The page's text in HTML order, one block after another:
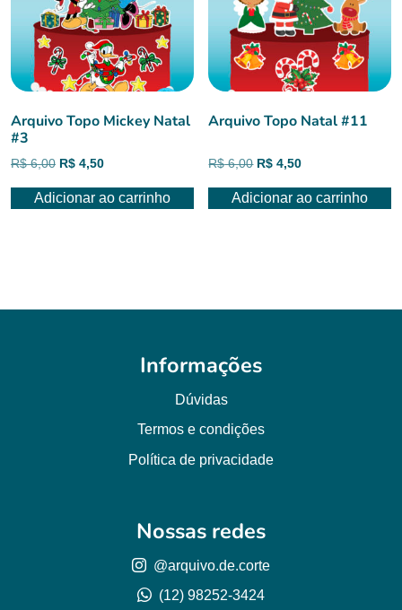
Arquivo Topo Mickey Natal
#3
R$6,00 O
original
R$ 4,50O
atual
Adicionar ao carrinho
Arquivo Topo Natal #11
R$6,00 O
original
R$ 4,50O
atual
Adicionar ao carrinho
Informações
Dúvidas
Termos e condições
Política de privacidade
Nossas redes
@arquivo.de.corte
(12) 98252-3424